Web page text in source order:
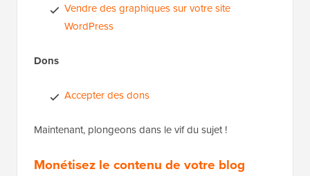
Vendre des graphiques sur votre site
WordPress
Dons
Accepter des dons
Maintenant, plongeons dans le vif du sujet !
Monétisez le contenu de votre blog